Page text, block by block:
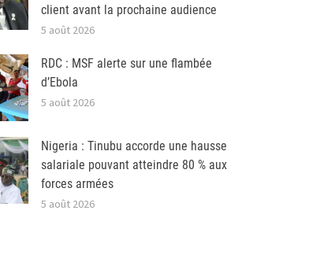
client avant la prochaine audience
5 août 2026
RDC : MSF alerte sur une flambée
d’Ebola
5 août 2026
Nigeria : Tinubu accorde une hausse
salariale pouvant atteindre 80 % aux
forces armées
5 août 2026